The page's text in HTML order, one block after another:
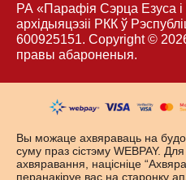
РА «Парафія Сэрца Езуса і
архідыяцэзiі РКК ў
600925151. Copyright ©
правы абароненыя.
Вы можаце ахвяраваць на
суму праз сістэму WEBPAY.
ахвяравання, націсніце
перанакіруе вас на старонку